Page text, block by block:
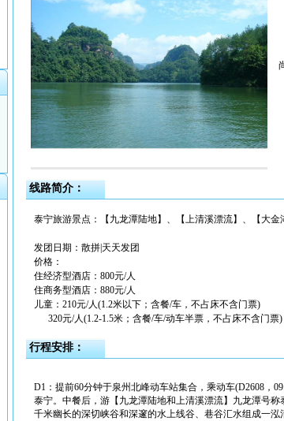
线路简介：
泰宁旅游景点：【九龙潭陆地】、【上清溪漂流】、【大金
发团日期：散拼|天天发团
价格：
住经济型酒店：800元/人
住商务型酒店：880元/人
儿童：210元/人(1.2米以下；含餐/车，不占床不含门票)
320元/人(1.2-1.5米；含餐/车/动车半票，不占床不含门票)
行程安排：
D1：提前60分钟于泉州北峰动车站集合，乘动车(D2608，
泰宁。中餐后，游【九龙潭陆地和上清溪漂流】九龙潭号
千米幽长的深切峡谷和深邃的水上线谷、巷谷汇水组成一